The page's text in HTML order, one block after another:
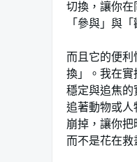
切換，讓你在
「參與」與「
而且它的便利
換」。我在實
穩定與追焦的
追著動物或人
崩掉，讓你把
而不是花在救